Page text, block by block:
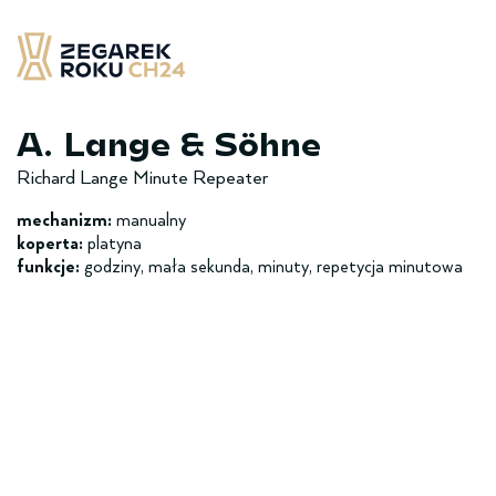
to
content
A. Lange & Söhne
Richard Lange Minute Repeater
mechanizm: manualny
koperta: platyna
funkcje: godziny, mała sekunda, minuty, repetycja minutowa